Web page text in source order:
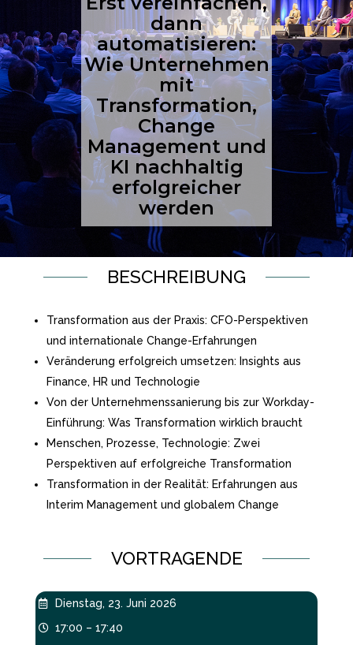
dann
automatisieren:
Wie Unternehmen
mit
Transformation,
Change
Management und
KI nachhaltig
erfolgreicher
werden
BESCHREIBUNG
Transformation aus der Praxis: CFO-Perspektiven
und internationale Change-Erfahrungen
Veränderung erfolgreich umsetzen: Insights aus
Finance, HR und Technologie
Von der Unternehmenssanierung bis zur Workday-
Einführung: Was Transformation wirklich braucht
Menschen, Prozesse, Technologie: Zwei
Perspektiven auf erfolgreiche Transformation
Transformation in der Realität: Erfahrungen aus
Interim Management und globalem Change
VORTRAGENDE
 Dienstag, 23. Juni 2026
 17:00 – 17:40